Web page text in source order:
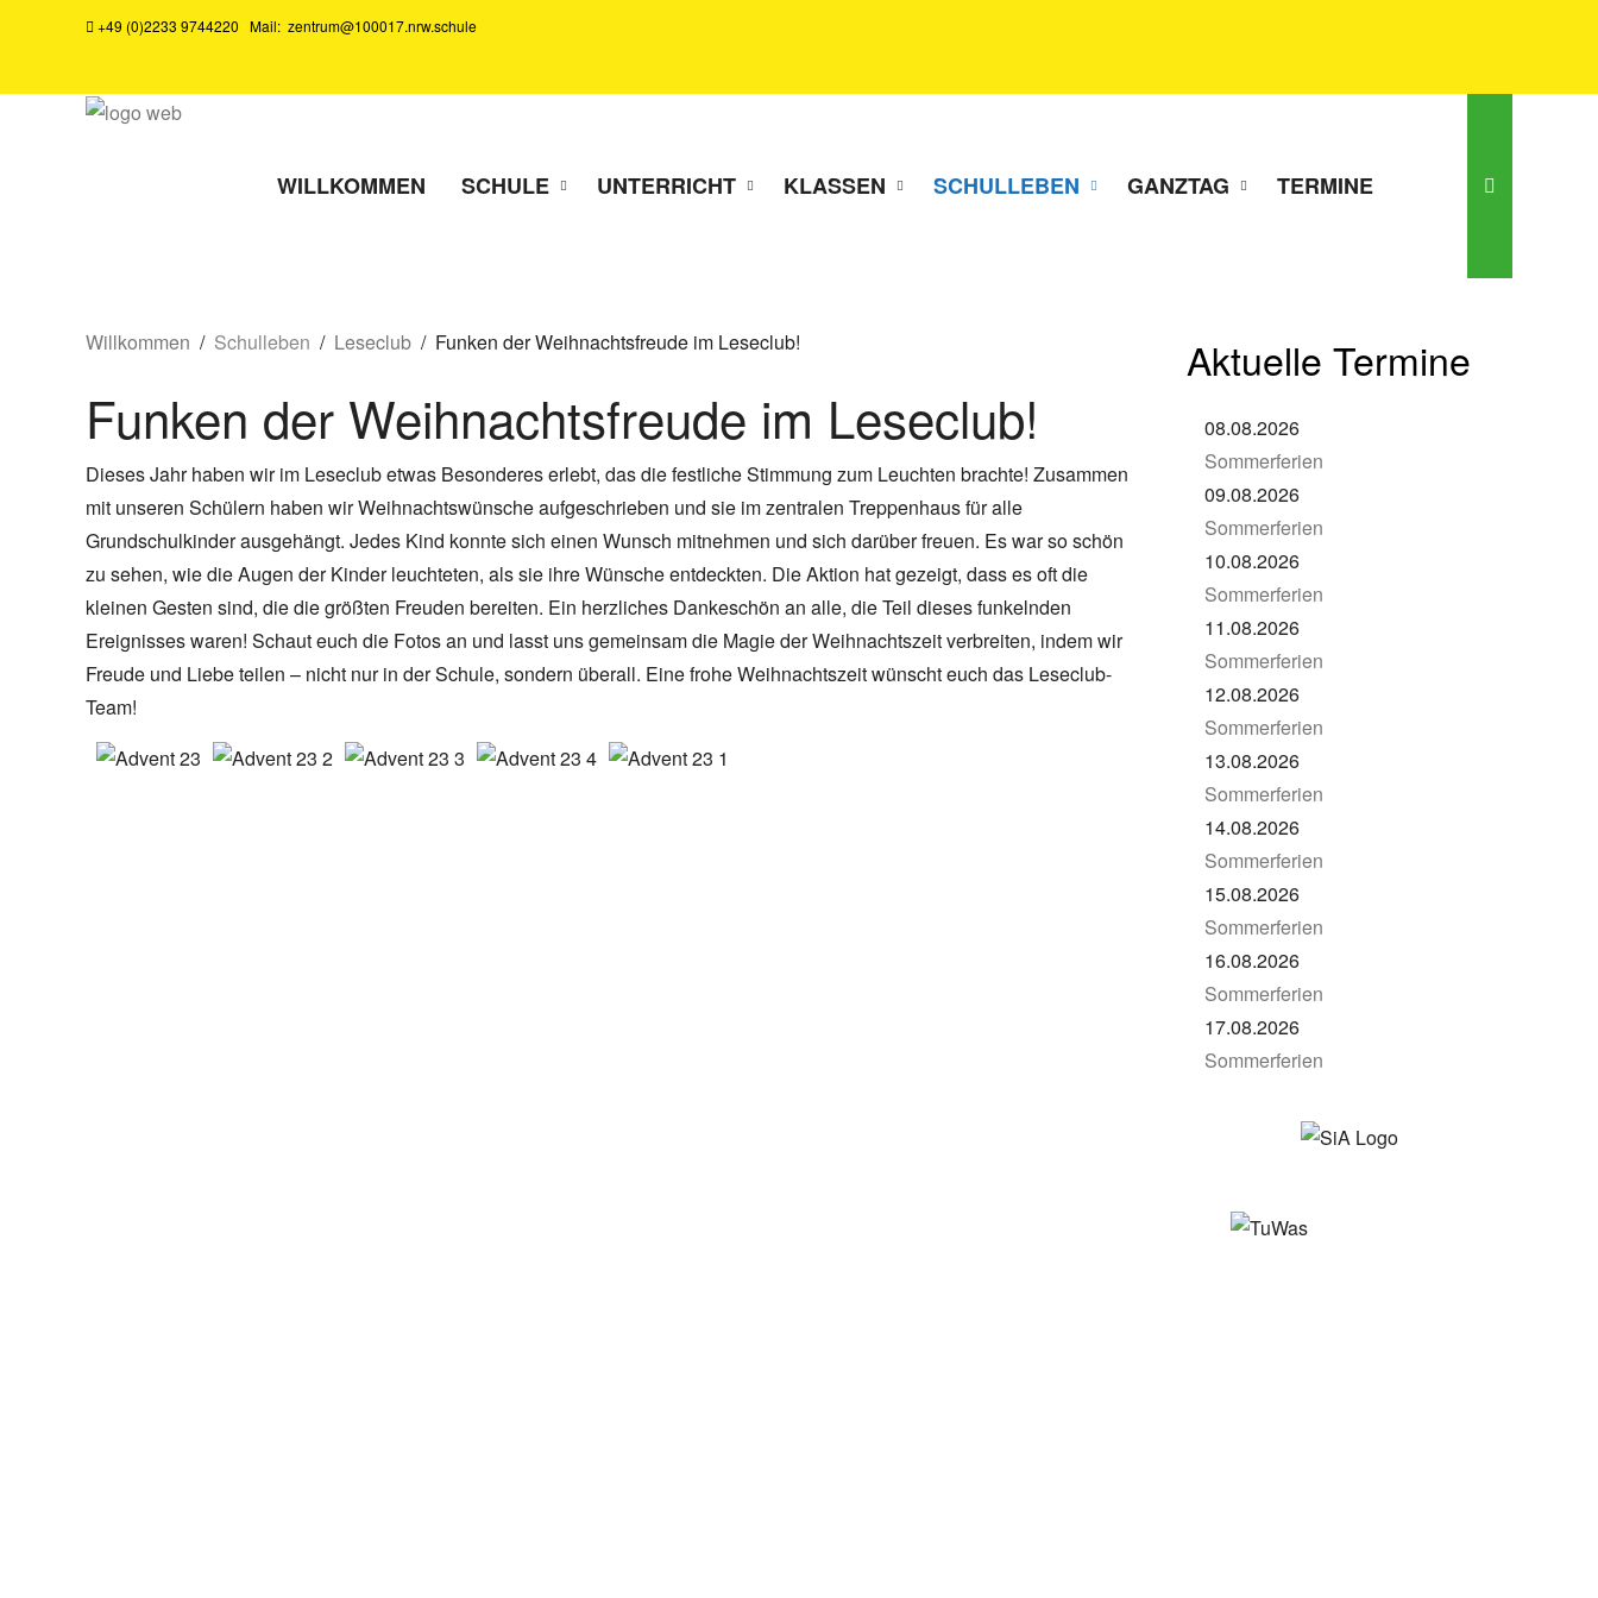
+49 (0)2233 9744220 Mail: zentrum@100017.nrw.schule
WILLKOMMEN SCHULE UNTERRICHT KLASSEN SCHULLEBEN GANZTAG TERMINE
Willkommen Schulleben Leseclub Funken der Weihnachtsfreude im Leseclub!
Funken der Weihnachtsfreude im Leseclub!
Dieses Jahr haben wir im Leseclub etwas Besonderes erlebt, das die festliche Stimmung zum Leuchten brachte! Zusammen
mit unseren Schülern haben wir Weihnachtswünsche aufgeschrieben und sie im zentralen Treppenhaus für alle
Grundschulkinder ausgehängt. Jedes Kind konnte sich einen Wunsch mitnehmen und sich darüber freuen. Es war so schön
zu sehen, wie die Augen der Kinder leuchteten, als sie ihre Wünsche entdeckten. Die Aktion hat gezeigt, dass es oft die
kleinen Gesten sind, die die größten Freuden bereiten. Ein herzliches Dankeschön an alle, die Teil dieses funkelnden
Ereignisses waren! Schaut euch die Fotos an und lasst uns gemeinsam die Magie der Weihnachtszeit verbreiten, indem wir
Freude und Liebe teilen – nicht nur in der Schule, sondern überall. Eine frohe Weihnachtszeit wünscht euch das Leseclub-
Team!
Aktuelle Termine
08.08.2026
Sommerferien
09.08.2026
Sommerferien
10.08.2026
Sommerferien
11.08.2026
Sommerferien
12.08.2026
Sommerferien
13.08.2026
Sommerferien
14.08.2026
Sommerferien
15.08.2026
Sommerferien
16.08.2026
Sommerferien
17.08.2026
Sommerferien